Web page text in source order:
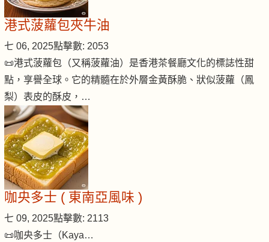
港式菠蘿包夾牛油
七 06, 2025點擊數: 2053
📜港式菠蘿包（又稱菠蘿油）是香港茶餐廳文化的標誌性甜
點，享譽全球。它的精髓在於外層金黃酥脆、狀似菠蘿（鳳
梨）表皮的酥皮，…
咖央多士 ( 東南亞風味 )
七 09, 2025點擊數: 2113
📜咖央多士（Kaya…